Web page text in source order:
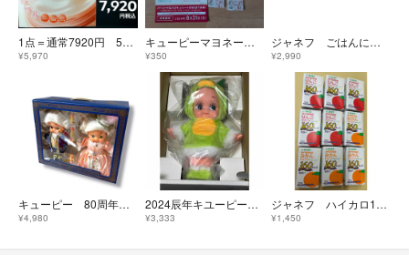
1点＝通常7920円 50g ヒアロワン モイスチャーセラム キューピー ジェル
¥5,970
キューピーマヨネーズ バーコード
¥350
ジャネフ ごはんにあうソース 3種類
¥2,990
キューピー 80周年 記念 コレクション セレブリティ2005 アニバーサリー
¥4,980
2024辰年キユーピー人形
¥3,333
ジャネフ ハイカロ160りんご、みかんドリンク
¥1,450